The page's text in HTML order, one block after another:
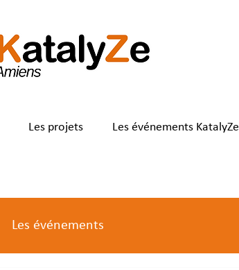
Les projets Les événements KatalyZe
Les événements